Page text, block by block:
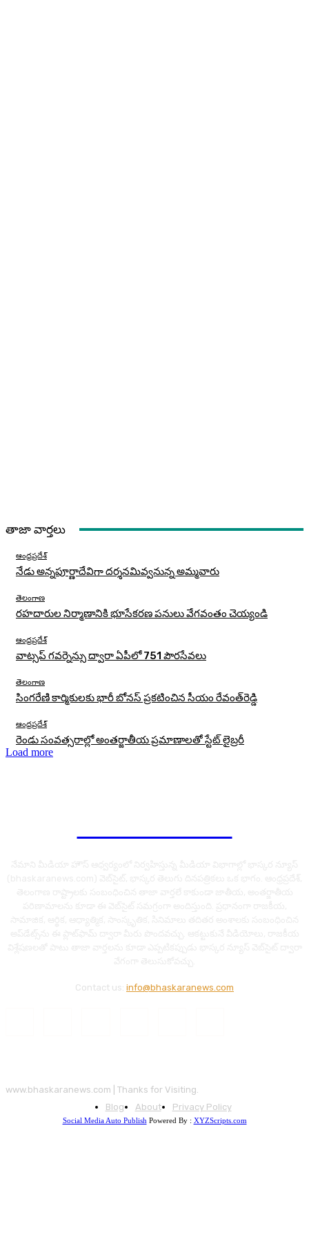
తాజా వార్తలు
ఆంధ్రప్రదేశ్
నేడు అన్నపూర్ణాదేవిగా దర్శనమివ్వనున్న అమ్మవారు
తెలంగాణ
రహదారుల నిర్మాణానికి భూసేకరణ పనులు వేగవంతం చెయ్యండి
ఆంధ్రప్రదేశ్
వాట్సప్ గవర్నెన్సు ద్వారా ఏపీలో 751 పౌరసేవలు
తెలంగాణ
సింగరేణి కార్మికులకు భారీ బోనస్‌ ప్రకటించిన సీయం రేవంత్‌రెడ్డి
ఆంధ్రప్రదేశ్
రెండు సంవత్సరాల్లో అంతర్జాతీయ ప్రమాణాలతో స్టేట్ లైబ్రరీ
Load more
Contact us: info@bhaskaranews.com
www.bhaskaranews.com | Thanks for Visiting.
Blog
About Privacy Policy
Social Media Auto Publish Powered By : XYZScripts.com